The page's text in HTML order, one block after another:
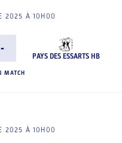
2025 À 10H00
-
PAYS DES ESSARTS HB
MATCH
2025 À 10H00